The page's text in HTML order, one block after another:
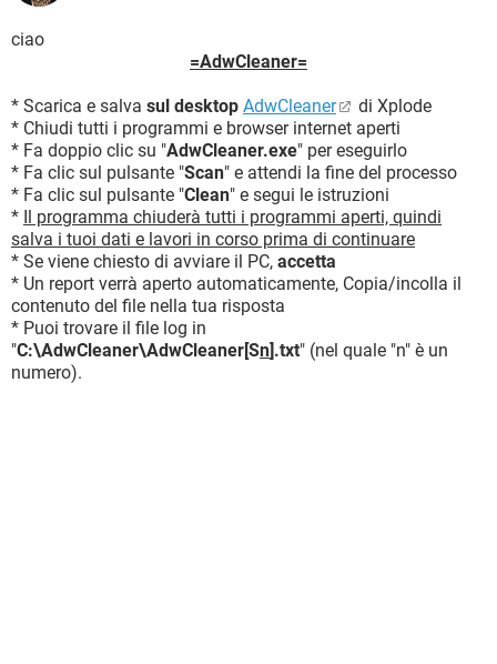
ciao
=AdwCleaner=
* Scarica e salva sul desktop AdwCleaner
di Xplode
* Chiudi tutti i programmi e browser internet aperti
* Fa doppio clic su "AdwCleaner.exe" per eseguirlo
* Fa clic sul pulsante "Scan" e attendi la fine del processo
* Fa clic sul pulsante "Clean" e segui le istruzioni
* Il programma chiuderà tutti i programmi aperti, quindi
salva i tuoi dati e lavori in corso prima di continuare
* Se viene chiesto di avviare il PC, accetta
* Un report verrà aperto automaticamente, Copia/incolla il
contenuto del file nella tua risposta
* Puoi trovare il file log in
"C:\AdwCleaner\AdwCleaner[Sn].txt" (nel quale "n" è un
numero).